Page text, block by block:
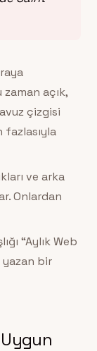
açık,
çizgisi
ve arka
Onlardan
“Aylık Web
yazan bir